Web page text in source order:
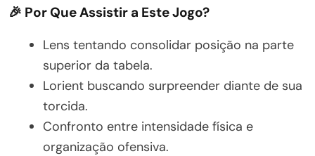
🎉 Por Que Assistir a Este Jogo?
Lens tentando consolidar posição na parte
superior da tabela.
Lorient buscando surpreender diante de sua
torcida.
Confronto entre intensidade física e
organização ofensiva.